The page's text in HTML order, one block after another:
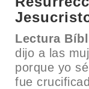
Lectura
dijo a las
porque yo
fue